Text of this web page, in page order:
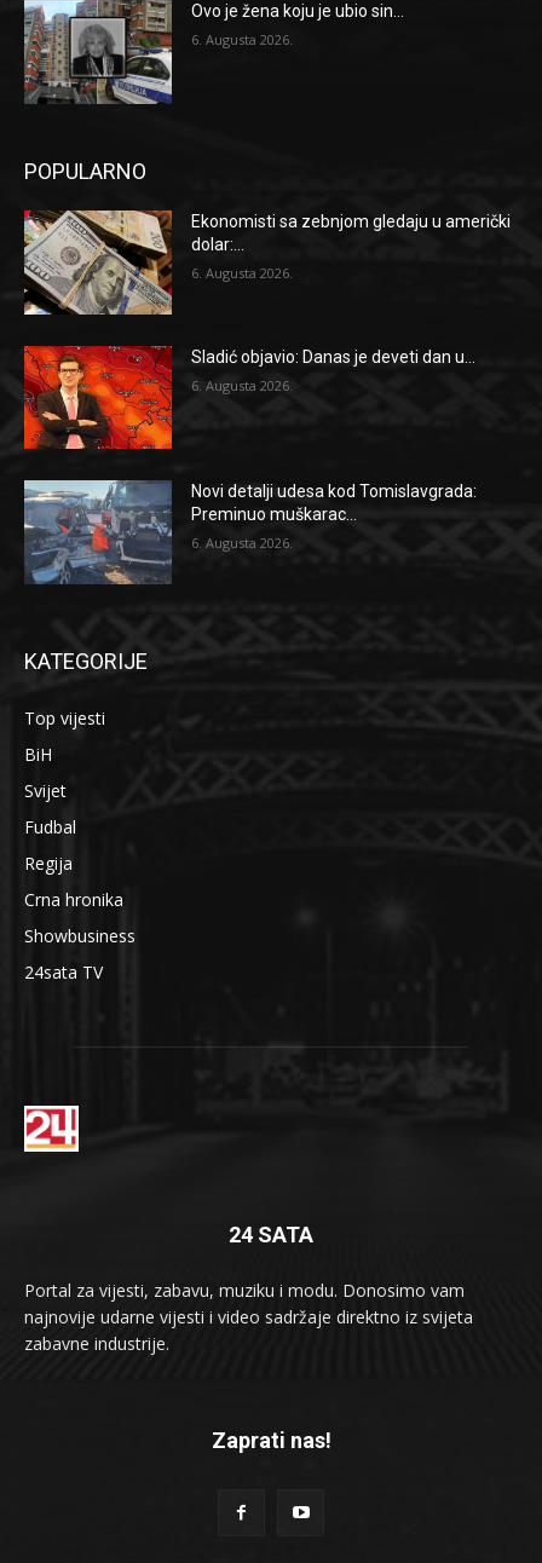
Ovo je žena koju je ubio sin...
6. Augusta 2026.
POPULARNO
Ekonomisti sa zebnjom gledaju u američki
dolar:...
6. Augusta 2026.
Sladić objavio: Danas je deveti dan u...
6. Augusta 2026.
Novi detalji udesa kod Tomislavgrada:
Preminuo muškarac...
6. Augusta 2026.
KATEGORIJE
Top vijesti
BiH
Svijet
Fudbal
Regija
Crna hronika
Showbusiness
24sata TV
24 SATA
Portal za vijesti, zabavu, muziku i modu. Donosimo vam
najnovije udarne vijesti i video sadržaje direktno iz svijeta
zabavne industrije.
Zaprati nas!